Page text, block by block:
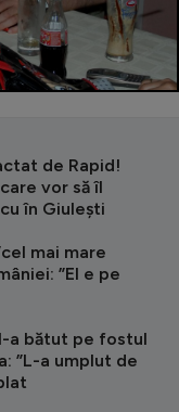
de Rapid!
vor să îl
în Giulești
mai mare
”El e pe
a bătut pe fostul
”L-a umplut de